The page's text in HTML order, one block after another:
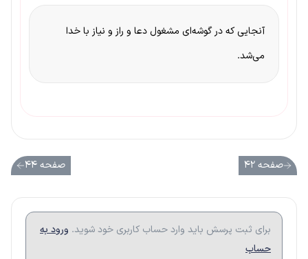
آنجایی که در گوشه‌ای مشغول دعا و راز و نیاز با خدا
می‌شد.
صفحه ۴۲ صفحه ۴۴
برای ثبت پرسش باید وارد حساب کاربری خود شوید. ورود به
حساب